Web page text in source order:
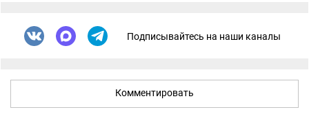
Подписывайтесь на наши каналы
Комментировать